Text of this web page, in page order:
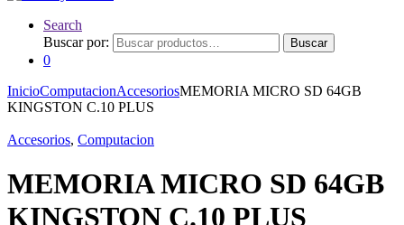
Search
Buscar por:
Buscar
0
InicioComputacionAccesoriosMEMORIA MICRO SD 64GB
KINGSTON C.10 PLUS
Accesorios, Computacion
MEMORIA MICRO SD 64GB
KINGSTON C.10 PLUS